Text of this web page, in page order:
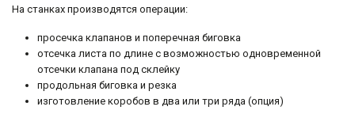
На станках производятся операции:
просечка клапанов и поперечная биговка
отсечка листа по длине с возможностью одновременной
отсечки клапана под склейку
продольная биговка и резка
изготовление коробов в два или три ряда (опция)